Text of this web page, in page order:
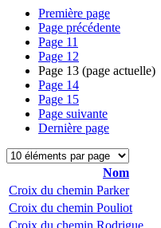
Première page
Page précédente
Page 11
Page 12
Page 13 (page actuelle)
Page 14
Page 15
Page suivante
Dernière page
Nom
Croix du chemin Parker
Croix du chemin Pouliot
Croix du chemin Rodrigue